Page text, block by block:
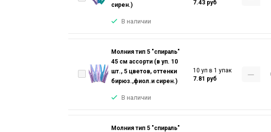
сирен.)
В наличии
7.43 руб
Молния тип 5 "спираль"
45 см ассорти (в уп. 10
шт., 5 цветов, оттенки
бирюз.,фиол.и сирен.)
В наличии
10 уп в 1 упак
7.81 руб
Молния тип 5 "спираль"